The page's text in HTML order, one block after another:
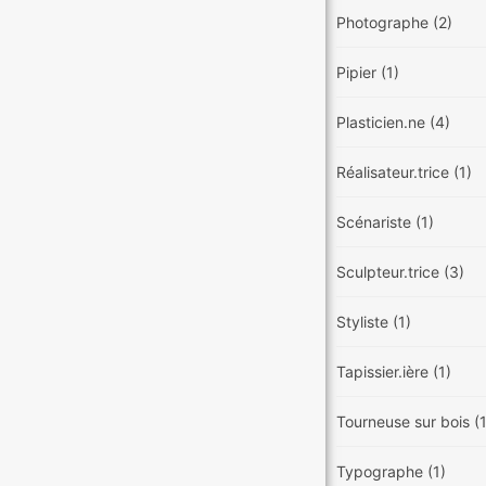
Photographe (2)
Pipier (1)
Plasticien.ne (4)
Réalisateur.trice (1)
Scénariste (1)
Sculpteur.trice (3)
Styliste (1)
Tapissier.ière (1)
Tourneuse sur bois
Typographe (1)